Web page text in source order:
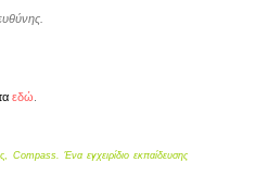
εδώ
Compass. Ένα εγχειρίδιο εκπαίδευσης